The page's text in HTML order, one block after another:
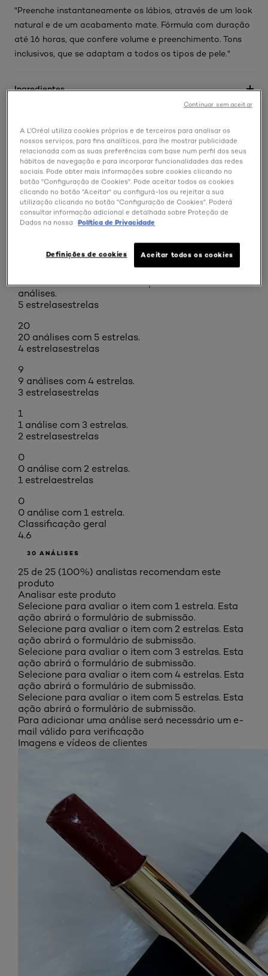
"Preenche instantaneamente os lábios, através de um look
natural e de um acabamento mate. Fórmula com duração
até 16 horas, que confere volume e preenchimento. Tons
inclusivos, que se adaptam a todos os tipos de pele."
Ingredientes
EcoBeautyScore
COMPRAR ONLINE
Análises
Resumo das classificações
Selecionar uma linha abaixo para filtrar as
análises.
5 estrelasestrelas
20
20 análises com 5 estrelas.
4 estrelasestrelas
9
9 análises com 4 estrelas.
3 estrelasestrelas
1
1 análise com 3 estrelas.
2 estrelasestrelas
0
0 análise com 2 estrelas.
1 estrelaestrelas
0
0 análise com 1 estrela.
Classificação geral
4.6
30 ANÁLISES
25 de 25 (100%) analistas recomendam este
produto
Analisar este produto
Selecione para avaliar o item com 1 estrela. Esta
ação abrirá o formulário de submissão.
Selecione para avaliar o item com 2 estrelas. Esta
ação abrirá o formulário de submissão.
Selecione para avaliar o item com 3 estrelas. Esta
ação abrirá o formulário de submissão.
Selecione para avaliar o item com 4 estrelas. Esta
ação abrirá o formulário de submissão.
Selecione para avaliar o item com 5 estrelas. Esta
ação abrirá o formulário de submissão.
Para adicionar uma análise será necessário um e-
mail válido para verificação
Imagens e vídeos de clientes
A L'Oréal utiliza cookies próprios e de terceiros para analisar os
nossos serviços, para fins analíticos, para lhe mostrar publicidade
relacionada com as suas preferências com base num perfil dos seus
hábitos de navegação e para incorporar funcionalidades das redes
sociais. Pode obter mais informações sobre cookies clicando no
botão "Configuração de Cookies". Pode aceitar todos os cookies
clicando no botão "Aceitar" ou configurá-los ou rejeitar a sua
utilização clicando no botão "Configuração de Cookies". Poderá
consultar informação adicional e detalhada sobre Proteção de
Dados na nossa
Política de Privacidade
Definições de cookies Aceitar todos os cookies
Continuar sem aceitar